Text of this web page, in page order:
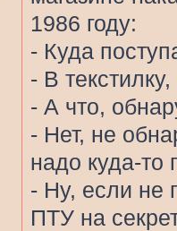
1986 году:
- Куда
- В
- А что,
- Нет, не
надо куда-то
- Ну, если не
ПТУ на